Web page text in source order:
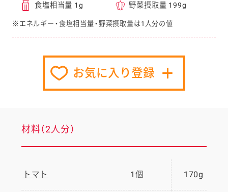
食塩相当量 1g
野菜摂取量 199g
※エネルギー・食塩相当量・野菜摂取量は1人分の値
お気に入り登録
材料（2人分）
トマト 1個 170g